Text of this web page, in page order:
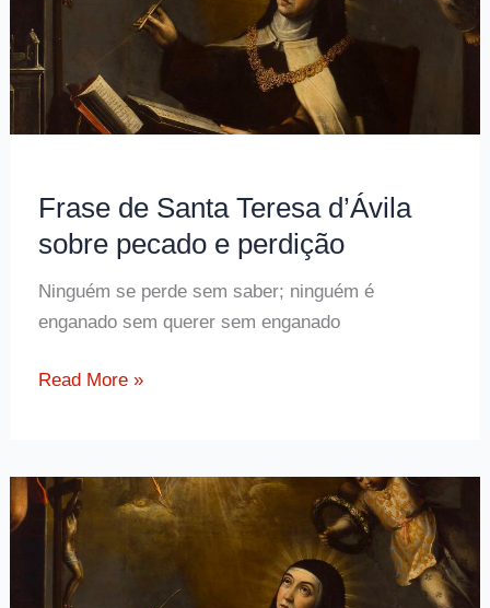
Frase de Santa Teresa d’Ávila
sobre pecado e perdição
Ninguém se perde sem saber; ninguém é
enganado sem querer sem enganado
Frase
d’Ávila
sobre
pecado
Read More »